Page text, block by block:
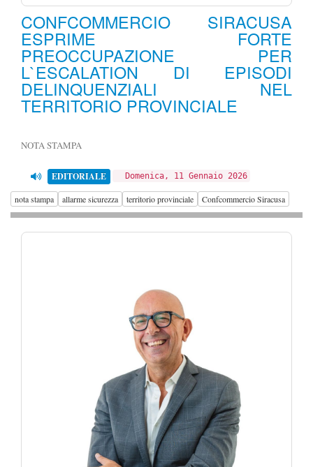
CONFCOMMERCIO SIRACUSA
ESPRIME FORTE
PREOCCUPAZIONE PER
L`ESCALATION DI EPISODI
DELINQUENZIALI NEL
TERRITORIO PROVINCIALE
NOTA STAMPA
EDITORIALE Domenica, 11 Gennaio 2026
nota stampa allarme sicurezza territorio provinciale Confcommercio Siracusa